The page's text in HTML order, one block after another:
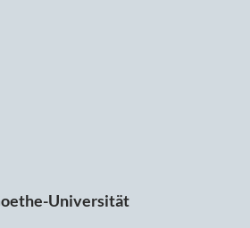
Universität